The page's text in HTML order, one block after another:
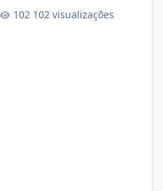
that may
102 visualizações